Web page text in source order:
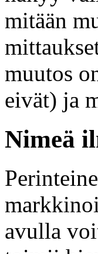
mitään
muutos
eivät) ja
Nimeä
avulla